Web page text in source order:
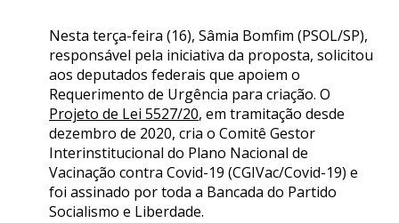
Nesta terça-feira (16), Sâmia Bomfim (PSOL/SP),
responsável pela iniciativa da proposta, solicitou
aos deputados federais que apoiem o
Requerimento de Urgência para criação. O
Projeto de Lei 5527/20, em tramitação desde
dezembro de 2020, cria o Comitê Gestor
Interinstitucional do Plano Nacional de
Vacinação contra Covid-19 (CGIVac/Covid-19) e
foi assinado por toda a Bancada do Partido
Socialismo e Liberdade.